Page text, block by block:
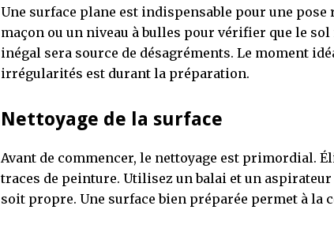
Une surface plane est indispensable pour une pose
maçon ou un niveau à bulles pour vérifier que le sol
inégal sera source de désagréments. Le moment
irrégularités est durant la préparation.
Nettoyage de la surface
Avant de commencer, le nettoyage est primordial.
traces de peinture. Utilisez un balai et un
soit propre. Une surface bien préparée permet à la